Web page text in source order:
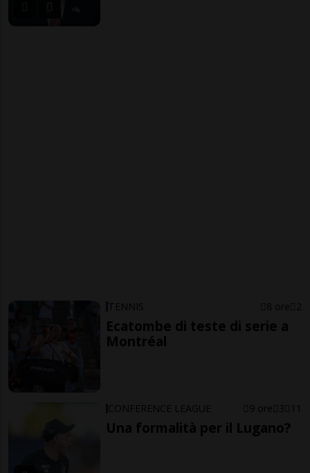
TENNIS 8 ore 2
Ecatombe di teste di serie a
Montréal
CONFERENCE LEAGUE 9 ore 3 11
Una formalità per il Lugano?